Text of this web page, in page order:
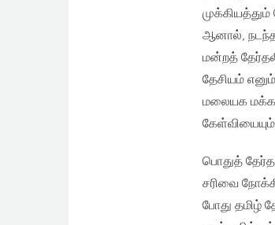
ஆனால், நடந்த
மன்றத்
தேசியம்
மலையக
கேள்வியையும்
பொதுத்
சரிவை
போது தமிழ்